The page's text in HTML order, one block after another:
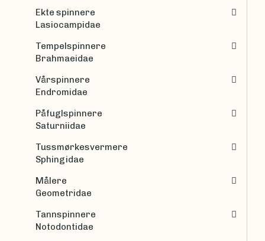
Ekte spinnere
Lasiocampidae
Tempelspinnere
Brahmaeidae
Vårspinnere
Endromidae
Påfuglspinnere
Saturniidae
Tussmørkesvermere
Sphingidae
Målere
Geometridae
Tannspinnere
Notodontidae